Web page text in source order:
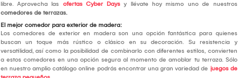
libre. Aprovecha las ofertas Cyber Daysy llévate hoy mismo uno de nuestros
comedores de terrazas.
El mejor comedor para exterior de madera:
Los comedores de exterior en madera son una opción fantástica para quienes
buscan un toque más rústico o clásico en su decoración. Su resistencia y
versatilidad, así como la posibilidad de combinarlo con diferentes estilos, convierten
a estos comedores en una opción segura al momento de amoblar tu terraza. Sólo
en nuestro amplio catálogo online podrás encontrar una gran variedad de juegos de